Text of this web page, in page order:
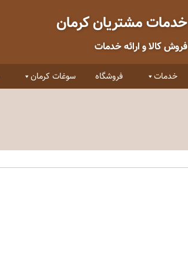
خدمات مشتریان کرمان
فروش کالا و ارائه خدمات
خدمات فروشگاه سوغات کرمان